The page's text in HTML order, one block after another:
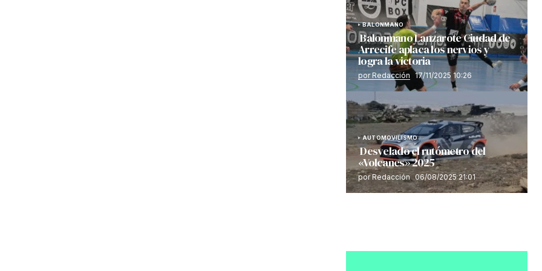
BALONMANO
Balonmano Lanzarote Ciudad de
Arrecife aplaca los nervios y
logra la victoria
por Redacción 17/11/2025 10:26
AUTOMOVILISMO
Desvelado el rutómetro del
«Volcanes» 2025
por Redacción 06/08/2025 21:01